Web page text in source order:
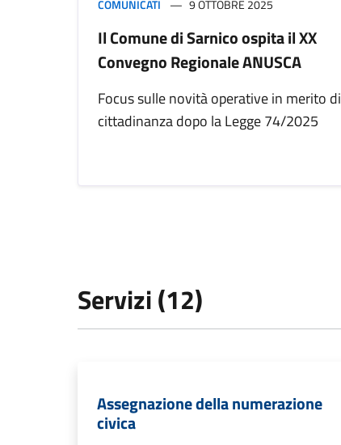
COMUNICATI 9 OTTOBRE 2025
Il Comune di Sarnico ospita il XX
Convegno Regionale ANUSCA
Focus sulle novità operative in merito di
cittadinanza dopo la Legge 74/2025
Servizi (12)
Assegnazione della numerazione
civica